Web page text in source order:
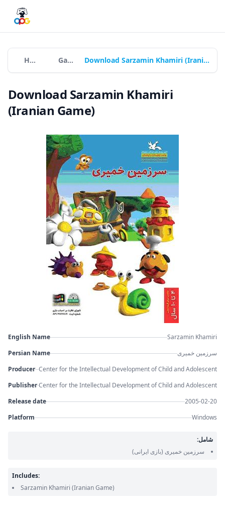
Home Games Download Sarzamin Khamiri (Iranian Game)
Download Sarzamin Khamiri
(Iranian Game)
English Name
Sarzamin Khamiri
Persian Name
سرزمین خمیری
Producer Center for the Intellectual Development of Child and Adolescent
PublisherCenter for the Intellectual Development of Child and Adolescent
Release date
2005-02-20
Platform
Windows
شامل:
سرزمین خمیری (بازی ایرانی)
Includes:
Sarzamin Khamiri (Iranian Game)